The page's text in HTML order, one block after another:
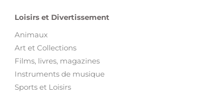
Loisirs et Divertissement
Animaux
Art et Collections
Films, livres, magazines
Instruments de musique
Sports et Loisirs